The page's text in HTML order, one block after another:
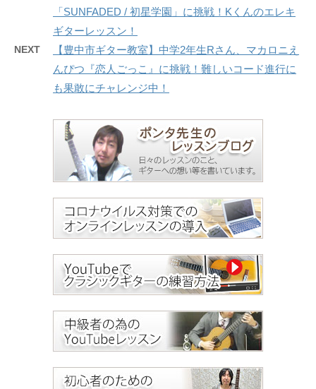
「SUNFADED / 初星学園」に挑戦！Kくんのエレキ
ギターレッスン！
NEXT
【豊中市ギター教室】中学2年生Rさん、マカロニえ
んぴつ『恋人ごっこ』に挑戦！難しいコード進行に
も果敢にチャレンジ中！